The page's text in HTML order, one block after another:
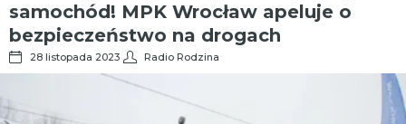
samochód! MPK Wrocław apeluje o
bezpieczeństwo na drogach
28 listopada 2023 Radio Rodzina